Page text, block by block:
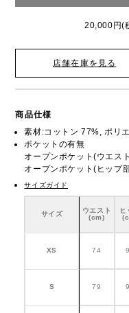
20,000円(
店舗在庫を見る
商品仕様
素材:コットン 77%, ポリ
ポケットの有無
オープンポケット(ウエス
オープンポケット(ヒップ
サイズガイド
サイズ
ウエスト
(cm)
ヒ
XS 74
S 79